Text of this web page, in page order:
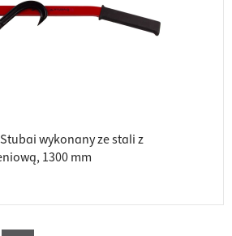
wykonany ze stali z
1300 mm